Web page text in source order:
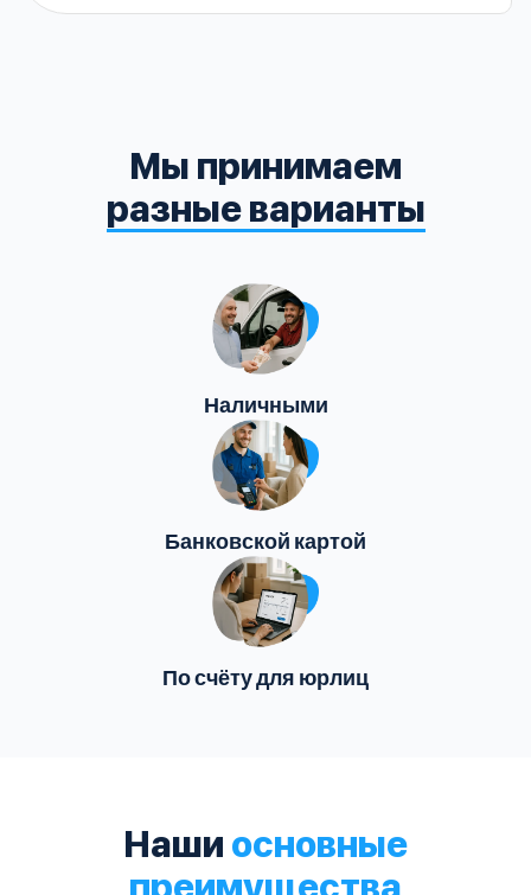
Мы принимаем
разные варианты
Наличными
Банковской картой
По счёту для юрлиц
Наши основные
преимущества